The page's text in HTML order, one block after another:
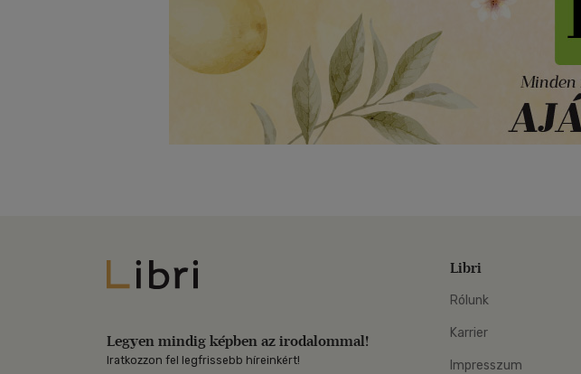
Libri
Legyen mindig képben az irodalommal!
Iratkozzon fel legfrissebb híreinkért!
Libri
Rólunk
Karrier
Impresszum